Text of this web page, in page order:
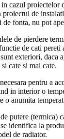
cazul proiectelor
de
fonta, nu pot
de pierdere
de cati pereti
exteriori, daca
cate si mai cate.
pentru a
in interior o
o anumita
putere (termica)
identifica la
de radiator.